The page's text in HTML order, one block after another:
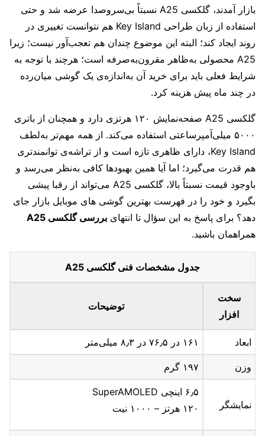
بازار آمدند، گلکسی A25 نسبتاً بی‌سروصدا عرضه شد و حتی
استفاده از زبان طراحی Key Island هم نتوانست تغییری در
روند ایجاد کند؛ البته این موضوع چندان هم تعجب‌آور نیست؛ زیرا
A25 محصولی به‌ظاهر مقرون‌به‌صرفه است؛ هرچند با توجه به
شرایط فعلی باید برای خرید آن به‌اندازه‌ی یک گوشی میان‌رده
در چند ماه پیش هزینه کرد.
گلکسی A25 صفحه‌نمایش ۱۲۰ هرتزی دارد و همچنان از باتری
۵۰۰۰ میلی‌آمپرساعتی استفاده می‌کند. از همه‌ مهم‌تر به‌لطف
Key Island، دارای ظاهری تازه است و از تراشه‌ی توانمندتری
هم قدرت می‌گیرد؛ اما آیا همین بهبودها کافی به‌نظر می‌رسد و
باوجود قیمت نسبتاً بالا، گلکسی A25 می‌تواند از رقبا پیشی
بگیرد و خود را در فهرست بهترین گوشی های موبایل بازار جای
دهد؟ برای پاسخ به این سؤال تا انتهای بررسی گلکسی A25
همراهمان باشید.
جدول مشخصات فنی گلکسی A25
سخت
افزار
توضیحات
ابعاد ۱۶۱ در ۷۶٫۵ در ۸٫۳ میلی‌متر
وزن ۱۹۷ گرم
نمایشگر
۶٫۵ اینچی SuperAMOLED
۱۲۰ هرتز – ۱۰۰۰ نیت